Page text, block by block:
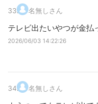
33. 名無しさん
テレビ出たいやつが金払
2026/06/03 14:22:26
34. 名無しさん